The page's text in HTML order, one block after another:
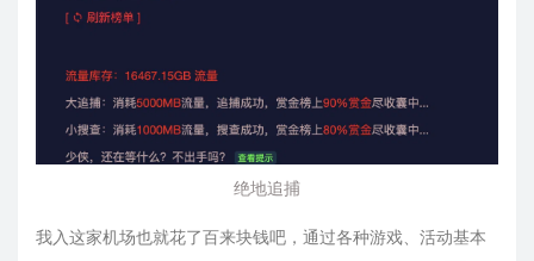
绝地追捕
我入这家机场也就花了百来块钱吧，通过各种游戏、活动基本